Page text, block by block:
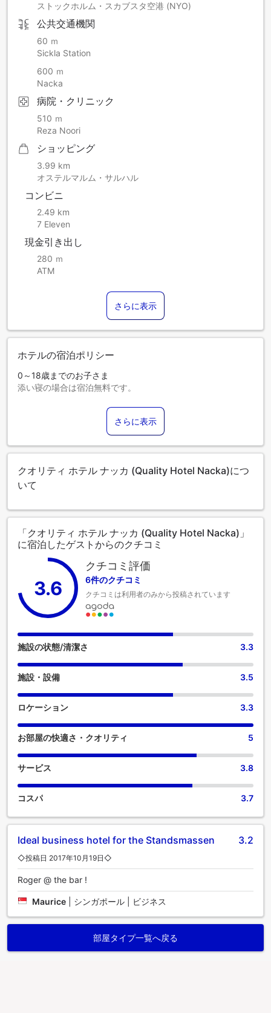
ストックホルム・スカブスタ空港 (NYO)
公共交通機関
60 ｍ
Sickla Station
600 ｍ
Nacka
病院・クリニック
510 ｍ
Reza Noori
ショッピング
3.99 km
オステルマルム・サルハル
コンビニ
2.49 km
7 Eleven
現金引き出し
280 ｍ
ATM
さらに表示
ホテルの宿泊ポリシー
0～18歳までのお子さま
添い寝の場合は宿泊無料です。
ます。各部屋タイプ欄の記載をご確認ください。
さらに表示
クオリティ ホテル ナッカ (Quality Hotel Nacka)につ
いて
「クオリティ ホテル ナッカ (Quality Hotel Nacka)」
に宿泊したゲストからのクチコミ
3.6
クチコミ評価
6件のクチコミ
クチコミは利用者のみから投稿されています
施設の状態/清潔さ 3.3
施設・設備 3.5
ロケーション 3.3
お部屋の快適さ・クオリティ 5
サービス 3.8
コスパ 3.7
Ideal business hotel for the Standsmassen 3.2
◇投稿日 2017年10月19日◇
Roger @ the bar !
Maurice シンガポール | ビジネス
部屋タイプ一覧へ戻る